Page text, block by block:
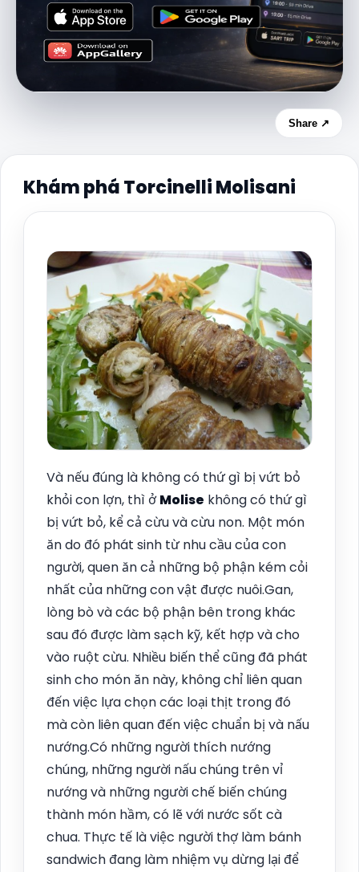
Share ↗
Khám phá Torcinelli Molisani
Và nếu đúng là không có thứ gì bị vứt bỏ
khỏi con lợn, thì ởMolise không có thứ gì
bị vứt bỏ, kể cả cừu và cừu non. Một món
ăn do đó phát sinh từ nhu cầu của con
người, quen ăn cả những bộ phận kém cỏi
nhất của những con vật được nuôi.Gan,
lòng bò và các bộ phận bên trong khác
sau đó được làm sạch kỹ, kết hợp và cho
vào ruột cừu. Nhiều biến thể cũng đã phát
sinh cho món ăn này, không chỉ liên quan
đến việc lựa chọn các loại thịt trong đó
mà còn liên quan đến việc chuẩn bị và nấu
nướng.Có những người thích nướng
chúng, những người nấu chúng trên vỉ
nướng và những người chế biến chúng
thành món hầm, có lẽ với nước sốt cà
chua. Thực tế là việc người thợ làm bánh
sandwich đang làm nhiệm vụ dừng lại để